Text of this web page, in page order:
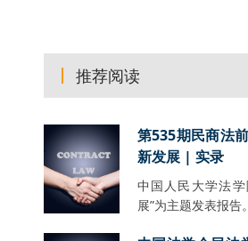
推荐阅读
第535期民商法
新发展 | 实录
中国人民大学法
展”为主题发表报告。